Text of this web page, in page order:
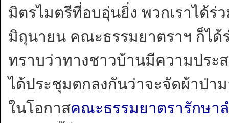
มิตรไมตรีที่อบอุ่นยิ่ง พวกเราได้
มิถุนายน คณะธรรมยาตราฯ ก็ไ
ทราบว่าทางชาวบ้านมีความปร
ได้ประชุมตกลงกันว่าจะจัดผ้าป่า
ในโอกาสคณะธรรมยาตรารักษา